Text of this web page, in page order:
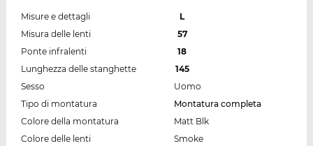
Misure e dettagli
L
Misura delle lenti
57
Ponte infralenti
18
Lunghezza delle stanghette
145
Sesso
Uomo
Tipo di montatura
Montatura completa
Colore della montatura
Matt Blk
Colore delle lenti
Smoke